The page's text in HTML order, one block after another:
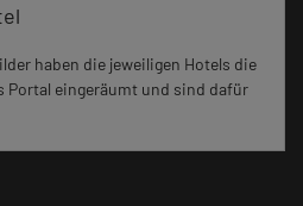
haben die jeweiligen Hotels die
Portal eingeräumt und sind dafür